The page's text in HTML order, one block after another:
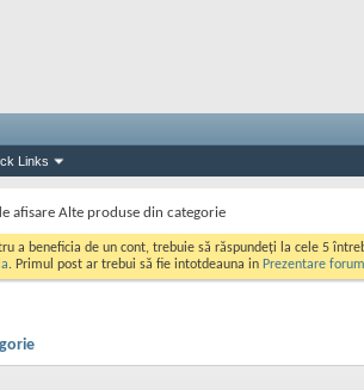
Links
afisare Alte produse din categorie
a beneficia de un cont, trebuie să răspundeți la cele 5
. Primul post ar trebui să fie intotdeauna in Prezentare